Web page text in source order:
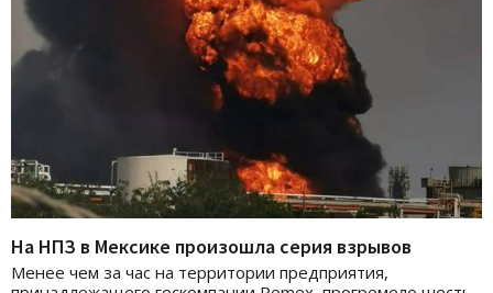
На НПЗ в Мексике произошла серия взрывов
Менее чем за час на территории предприятия,